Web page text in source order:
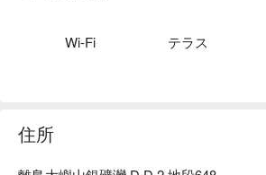
Wi-Fi テラス
住所